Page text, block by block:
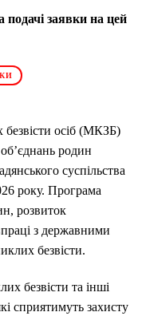
заявки на цей
безвісти осіб (МКЗБ)
родин
суспільства
року. Програма
розвиток
з державними
безвісти.
безвісти та інші
сприятимуть захисту